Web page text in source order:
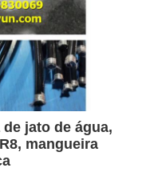
jato de água,
mangueira